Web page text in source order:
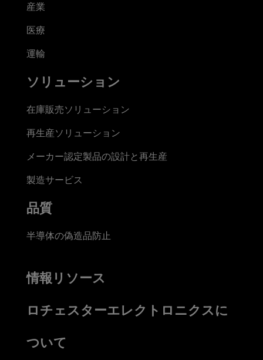
産業
医療
運輸
ソリューション
在庫販売ソリューション
再生産ソリューション
メーカー認定製品の設計と再生産
製造サービス
品質
半導体の偽造品防止
情報リソース
ロチェスターエレクトロニクスに
ついて